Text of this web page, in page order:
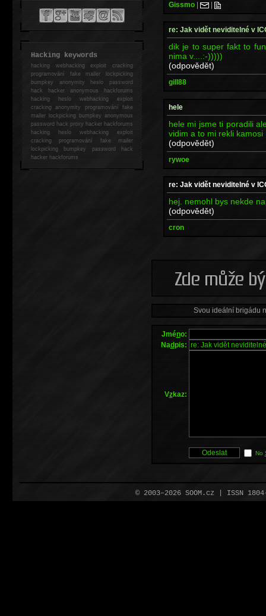
Gissmo | |
re: Jak vidět neviditelné v
dik je to super fakt to
nima v....:-)))))
(odpovědět)
gill88
hele
hele mi jsme ti poradili
vidim a to mi rekli
(odpovědět)
rywoe
re: Jak vidět neviditelné v
hej. nemohl bys nekde
(odpovědět)
cron
Svou ideální brigádu
Jméno:
Nadpis:
Vzkaz:
No
Hacking keywords
hackingwebhacking exploit cracking
programování fake mailer lockpicking
bumpkey anonymity heslo password
hackhacker anonymous hackforums
hackingheslo webhacking exploit
cracking anonymity programování fake
mailer lockpicking bumpkey anonymous
password hack proxy hacker hackforums
hacking heslo webhacking exploit
cracking programování fake mailer
lockpicking bumpkey password hack
hackerhackforums
© 2003–2026 SOOM.cz | ISSN